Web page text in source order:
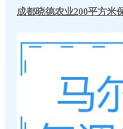
成都晓德农业200平方米